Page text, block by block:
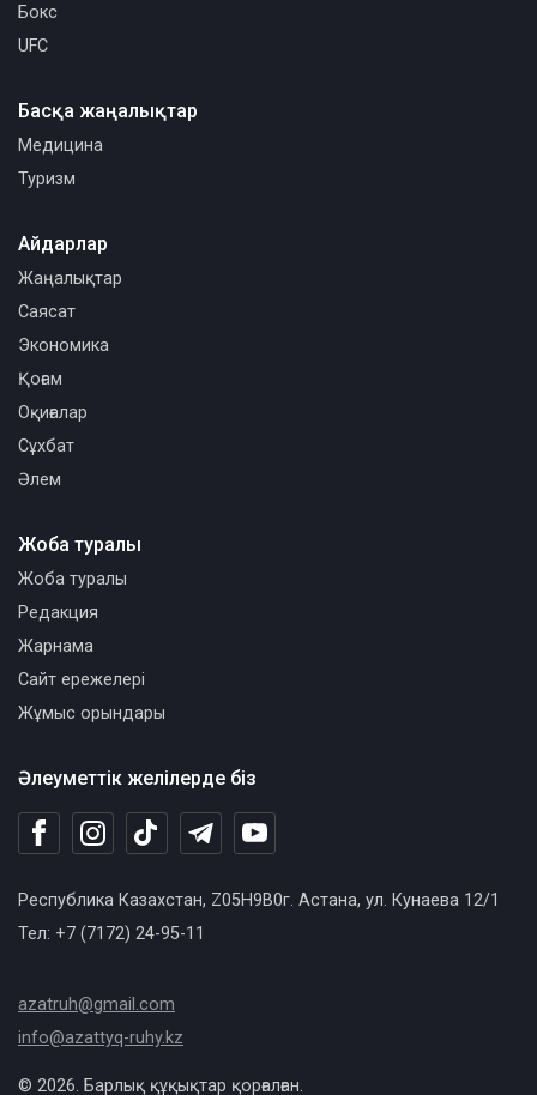
Бокс
UFC
Басқа жаңалықтар
Медицина
Туризм
Әлеуметтік желілерде біз
Республика Казахстан, Z05H9B0г. Астана, ул. Кунаева 12/1
Тел: +7 (7172) 24-95-11
azatruh@gmail.com
info@azattyq-ruhy.kz
Айдарлар
Жаңалықтар
Саясат
Экономика
Қоғам
Оқиғалар
Сұхбат
Әлем
Жоба туралы
Жоба туралы
Редакция
Жарнама
Сайт ережелері
Жұмыс орындары
© 2026. Барлық құқықтар қорғалған.